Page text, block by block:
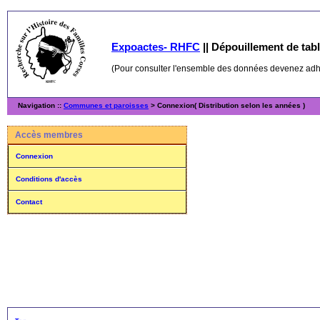
Expoactes- RHFC || Dépouillement de
(Pour consulter l'ensemble des données devenez
Navigation :: Communes et paroisses > Connexion( Distribution selon les années )
Accès membres
Connexion
Conditions d'accès
Contact